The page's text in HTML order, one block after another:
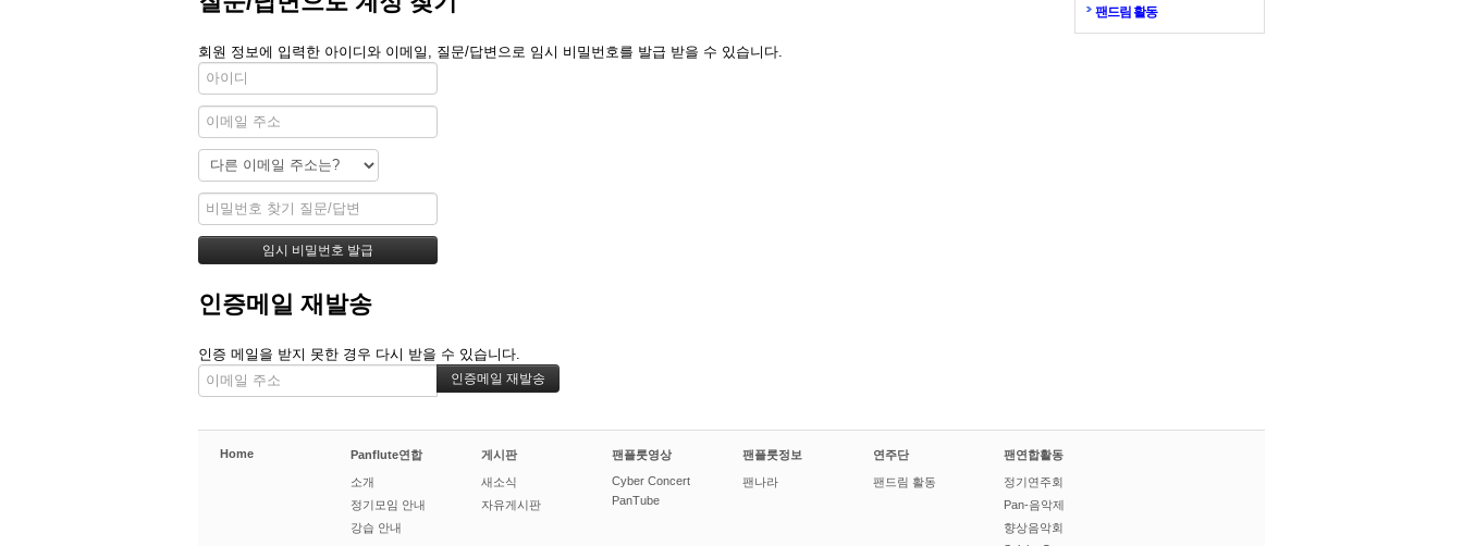
팬드림 활동
회원 정보에 입력한 아이디와 이메일, 질문/답변으로 임시 비밀번호를 발급 받을 수 있습니다.
인증메일 재발송
인증 메일을 받지 못한 경우 다시 받을 수 있습니다.
Home Panflute연합
소개
정기모임 안내
강습 안내
게시판
새소식
자유게시판
팬플룻영상
Cyber Concert
PanTube
팬플룻정보
팬나라
연주단
팬드림 활동
팬연합활동
정기연주회
Pan-음악제
향상음악회